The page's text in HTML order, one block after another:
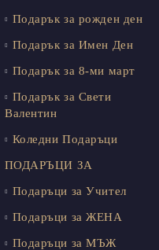
Подарък за рожден ден
Подарък за Имен Ден
Подарък за 8-ми март
Подарък за Свети
Валентин
Коледни Подаръци
ПОДАРЪЦИ ЗА
Подаръци за Учител
Подаръци за ЖЕНА
Подаръци за МЪЖ